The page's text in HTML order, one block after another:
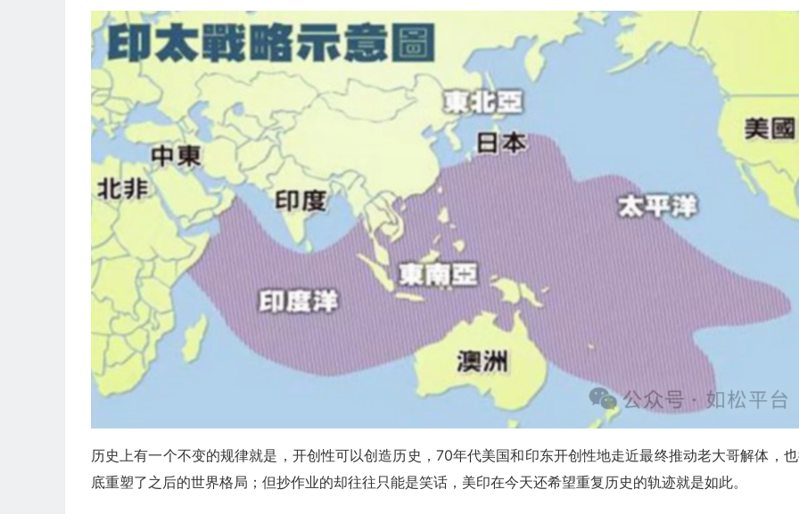
历史上有一个不变的规律就是，开创性可以创造历史，70年代美国和印东开创性地走近最终推动老大哥解体，
底重塑了之后的世界格局；但抄作业的却往往只能是笑话，美印在今天还希望重复历史的轨迹就是如此。